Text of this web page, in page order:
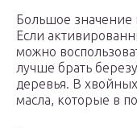
Большое значение
Если
можно
лучше брать
деревья. В
масла, которые в